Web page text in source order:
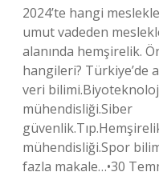
2024’te hangi
umut vadeden
alanında hemşirelik.
hangileri? Türkiye’de
veri
mühendisliği.Siber
mühendisliği.Spor
fazla makale…•30